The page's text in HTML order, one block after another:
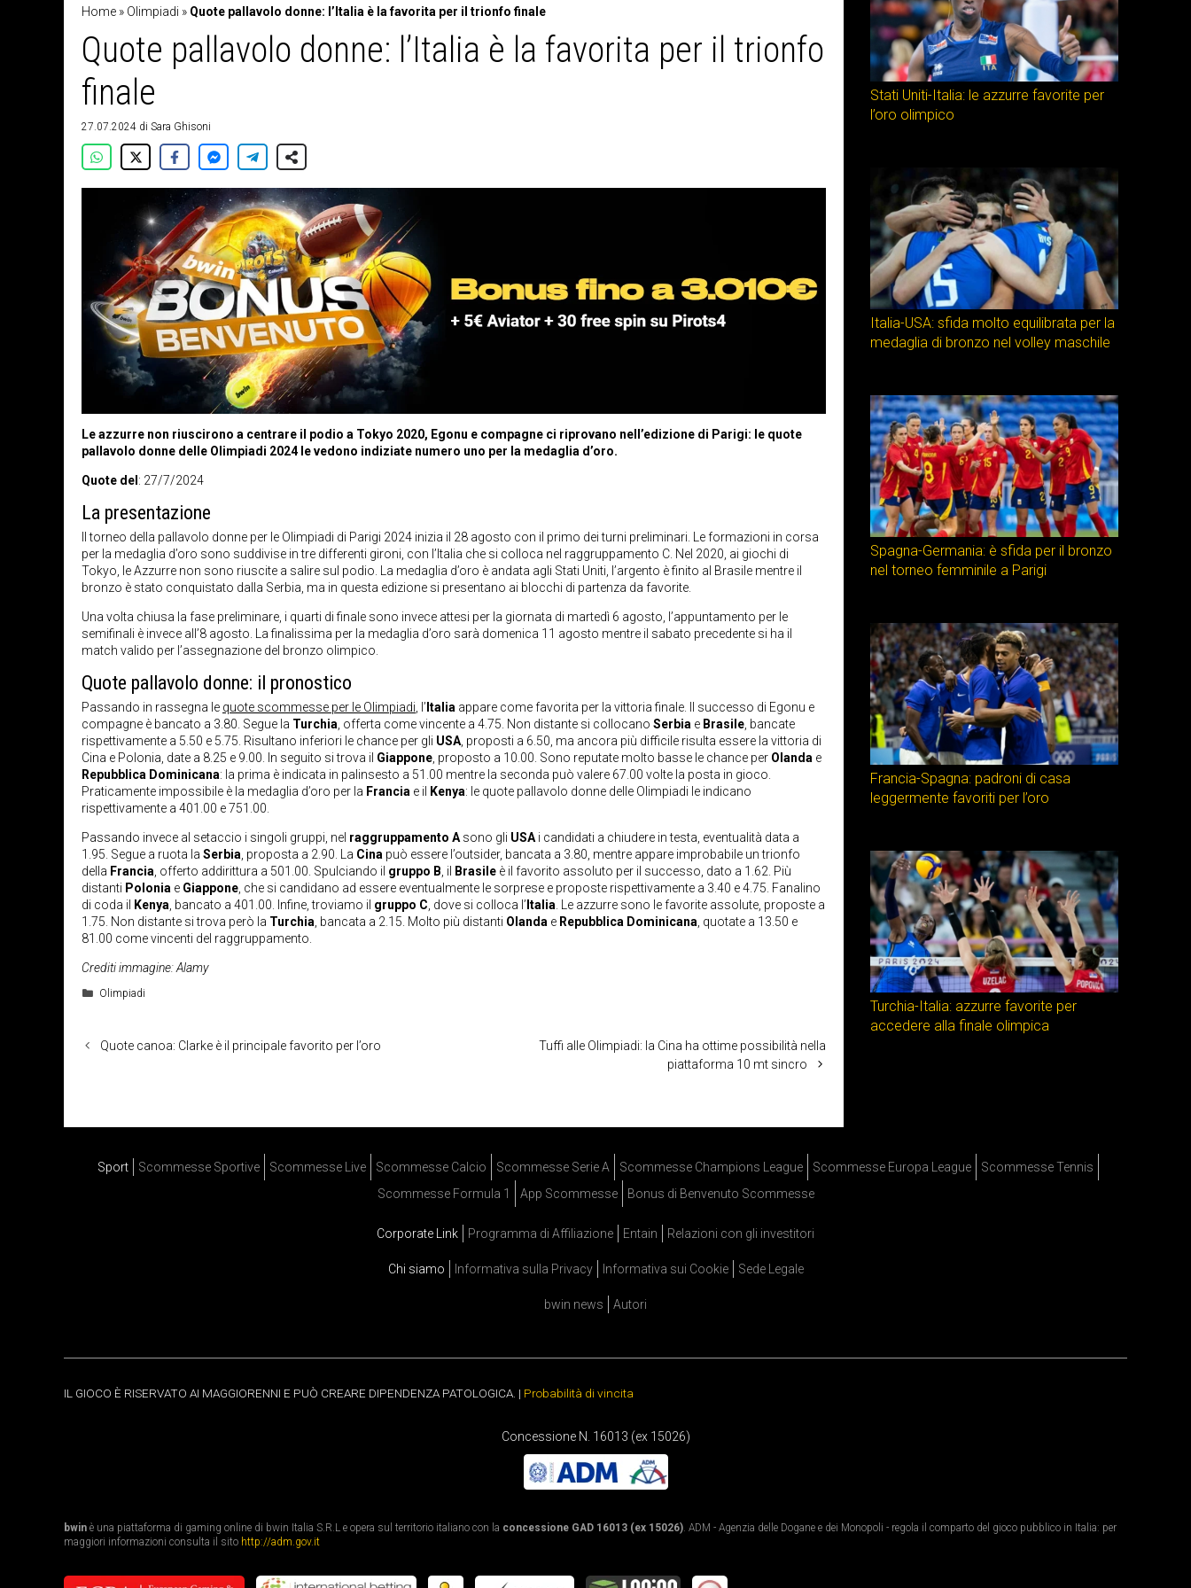
Home » Olimpiadi » Quote pallavolo donne: l’Italia è la favorita per il trionfo finale
Quote pallavolo donne: l’Italia è la favorita per il trionfo
finale
27.07.2024 di Sara Ghisoni
Le azzurre non riuscirono a centrare il podio a Tokyo 2020, Egonu e compagne ci riprovano nell’edizione di Parigi: le quote
pallavolo donne delle Olimpiadi 2024 le vedono indiziate numero uno per la medaglia d’oro.
Quote del: 27/7/2024
La presentazione
Il torneo della pallavolo donne per le Olimpiadi di Parigi 2024 inizia il 28 agosto con il primo dei turni preliminari. Le formazioni in corsa
per la medaglia d’oro sono suddivise in tre differenti gironi, con l’Italia che si colloca nel raggruppamento C. Nel 2020, ai giochi di
Tokyo, le Azzurre non sono riuscite a salire sul podio. La medaglia d’oro è andata agli Stati Uniti, l’argento è finito al Brasile mentre il
bronzo è stato conquistato dalla Serbia, ma in questa edizione si presentano ai blocchi di partenza da favorite.
Una volta chiusa la fase preliminare, i quarti di finale sono invece attesi per la giornata di martedì 6 agosto, l’appuntamento per le
semifinali è invece all’8 agosto. La finalissima per la medaglia d’oro sarà domenica 11 agosto mentre il sabato precedente si ha il
match valido per l’assegnazione del bronzo olimpico.
Quote pallavolo donne: il pronostico
Passando in rassegna le quote scommesse per le Olimpiadi , l’Italia appare come favorita per la vittoria finale. Il successo di Egonu e
compagne è bancato a 3.80. Segue la Turchia , offerta come vincente a 4.75. Non distante si collocano Serbia e Brasile , bancate
rispettivamente a 5.50 e 5.75. Risultano inferiori le chance per gli USA , proposti a 6.50, ma ancora più difficile risulta essere la vittoria di
Cina e Polonia, date a 8.25 e 9.00. In seguito si trova il Giappone , proposto a 10.00. Sono reputate molto basse le chance per Olanda e
Repubblica Dominicana: la prima è indicata in palinsesto a 51.00 mentre la seconda può valere 67.00 volte la posta in gioco.
Praticamente impossibile è la medaglia d’oro per la Francia e il Kenya: le quote pallavolo donne delle Olimpiadi le indicano
rispettivamente a 401.00 e 751.00.
Passando invece al setaccio i singoli gruppi, nel raggruppamento A sono gli USA i candidati a chiudere in testa, eventualità data a
1.95. Segue a ruota la Serbia , proposta a 2.90. La Cina può essere l’outsider, bancata a 3.80, mentre appare improbabile un trionfo
della Francia , offerto addirittura a 501.00. Spulciando il gruppo B , il Brasile è il favorito assoluto per il successo, dato a 1.62. Più
distanti Polonia e Giappone , che si candidano ad essere eventualmente le sorprese e proposte rispettivamente a 3.40 e 4.75. Fanalino
di coda il Kenya , bancato a 401.00. Infine, troviamo il gruppo C , dove si colloca l’Italia . Le azzurre sono le favorite assolute, proposte a
1.75. Non distante si trova però la Turchia , bancata a 2.15. Molto più distanti Olanda e Repubblica Dominicana , quotate a 13.50 e
81.00 come vincenti del raggruppamento.
Crediti immagine: Alamy
Categorie
Olimpiadi
Quote canoa: Clarke è il principale favorito per l’oro
Tuffi alle Olimpiadi: la Cina ha ottime possibilità nella
piattaforma 10 mt sincro
Stati Uniti-Italia: le azzurre favorite per
l’oro olimpico
Italia-USA: sfida molto equilibrata per la
medaglia di bronzo nel volley maschile
Spagna-Germania: è sfida per il bronzo
nel torneo femminile a Parigi
Francia-Spagna: padroni di casa
leggermente favoriti per l’oro
Turchia-Italia: azzurre favorite per
accedere alla finale olimpica
Sport Scommesse Sportive Scommesse Live Scommesse Calcio Scommesse Serie A Scommesse Champions League Scommesse Europa League
Scommesse Tennis
Scommesse Formula 1
App Scommesse Bonus di Benvenuto Scommesse
Corporate Link Programma di Affiliazione Entain Relazioni con gli investitori
Chi siamo Informativa sulla Privacy Informativa sui Cookie Sede Legale
bwin news Autori
IL GIOCO È RISERVATO AI MAGGIORENNI E PUÒ CREARE DIPENDENZA PATOLOGICA. | Probabilità di vincita
Concessione N. 16013 (ex 15026)
bwin è una piattaforma di gaming online di bwin Italia S.R.L e opera sul territorio italiano con la concessione GAD 16013 (ex 15026). ADM - Agenzia delle Dogane e dei Monopoli - regola il comparto del gioco pubblico in Italia: per
maggiori informazioni consulta il sito http://adm.gov.it